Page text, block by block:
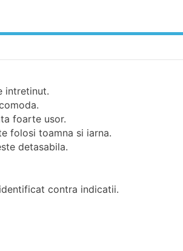
intretinut.
foarte usor.
folosi toamna si iarna.
detasabila.
contra indicatii.